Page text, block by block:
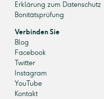
Erklärung zum Datenschutz
Bonitätsprüfung
Verbinden Sie
Blog
Facebook
Twitter
Instagram
YouTube
Kontakt